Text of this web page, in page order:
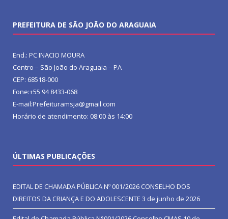
PREFEITURA DE SÃO JOÃO DO ARAGUAIA
End.: PC INACIO MOURA
Centro – São João do Araguaia – PA
CEP: 68518-000
Fone:+55 94 8433-068
E-mail:Prefeituramsja@gmail.com
Horário de atendimento: 08:00 às 14:00
ÚLTIMAS PUBLICAÇÕES
EDITAL DE CHAMADA PÚBLICA Nº 001/2026 CONSELHO DOS
DIREITOS DA CRIANÇA E DO ADOLESCENTE 3 de junho de 2026